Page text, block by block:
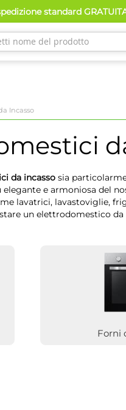
standard
Incasso
da incasso sia
e armoniosa del
lavatrici, lavastoviglie,
un elettrodomestico da
Forni